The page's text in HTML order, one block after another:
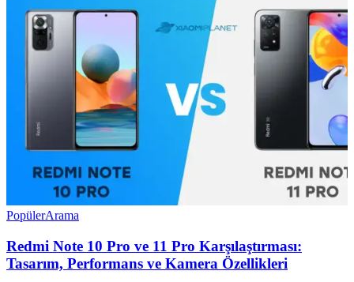
PopülerArama
Redmi Note 10 Pro ve 11 Pro Karşılaştırması:
Tasarım, Performans ve Kamera Özellikleri